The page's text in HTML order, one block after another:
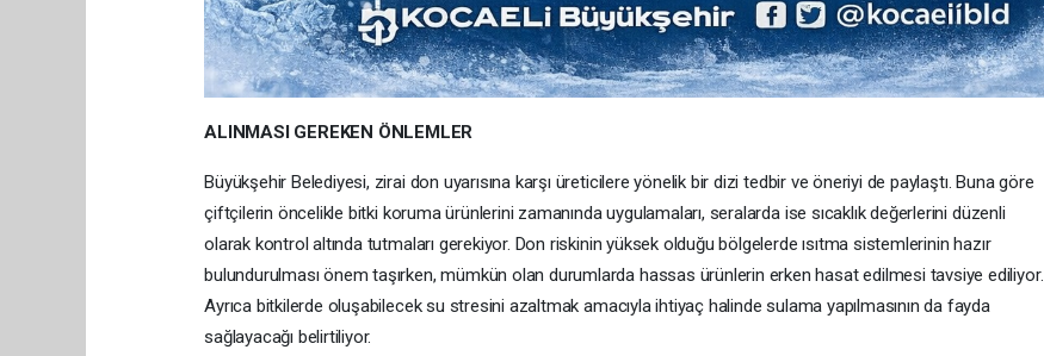
ALINMASI GEREKEN ÖNLEMLER
Büyükşehir Belediyesi, zirai don uyarısına karşı üreticilere yönelik bir dizi tedbir ve öneriyi de paylaştı. Buna göre
çiftçilerin öncelikle bitki koruma ürünlerini zamanında uygulamaları, seralarda ise sıcaklık değerlerini düzenli
olarak kontrol altında tutmaları gerekiyor. Don riskinin yüksek olduğu bölgelerde ısıtma sistemlerinin hazır
bulundurulması önem taşırken, mümkün olan durumlarda hassas ürünlerin erken hasat edilmesi tavsiye ediliyor.
Ayrıca bitkilerde oluşabilecek su stresini azaltmak amacıyla ihtiyaç halinde sulama yapılmasının da fayda
sağlayacağı belirtiliyor.